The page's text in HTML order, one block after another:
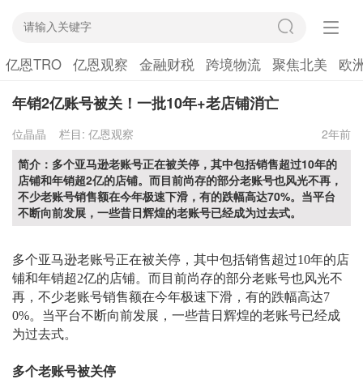
亿恩TRO 亿恩观察 金融财税 跨境物流 聚焦北美 欧
年销2亿账号被关！一批10年+老店铺消亡
位晶晶 栏目: 亿恩观察
2年前
简介：多个亚马逊老账号正在被关停，其中包括销售超过10年的
店铺和年销超2亿的店铺。而目前尚存的部分老账号也风光不再，
不少老账号销售额在今年极速下滑，有的跌幅高达70%。当平台
不断向前发展，一些昔日辉煌的老账号已经成为过去式。
多个亚马逊老账号正在被关停，其中包括销售超过10年的店
铺和年销超2亿的店铺。而目前尚存的部分老账号也风光不
再，不少老账号销售额在今年极速下滑，有的跌幅高达7
0%。当平台不断向前发展，一些昔日辉煌的老账号已经成
为过去式。
多个老账号被关停